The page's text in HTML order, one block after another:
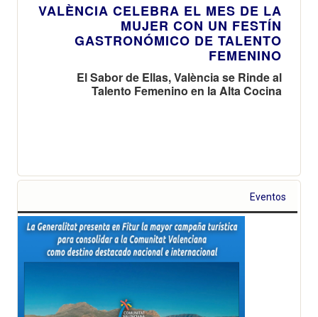
VALÈNCIA CELEBRA EL MES DE LA
MUJER CON UN FESTÍN
GASTRONÓMICO DE TALENTO
FEMENINO
El Sabor de Ellas, València se Rinde al
Talento Femenino en la Alta Cocina
Eventos